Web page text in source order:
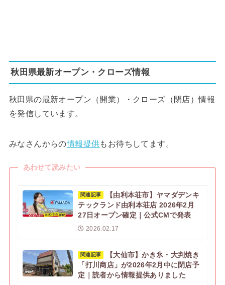
秋田県最新オープン・クローズ情報
秋田県の最新オープン（開業）・クローズ（閉店）情報
を発信しています。
みなさんからの情報提供もお待ちしてます。
あわせて読みたい
関連記事
【由利本荘市】ヤマダデンキ
テックランド由利本荘店 2026年2月
27日オープン確定｜公式CMで発表
2026.02.17
関連記事
【大仙市】かき氷・大判焼き
「打川商店」が2026年2月中に閉店予
定｜読者から情報提供ありました